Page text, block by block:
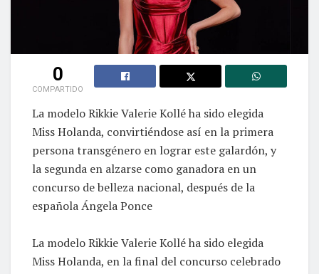
0
COMPARTIDO
La modelo Rikkie Valerie Kollé ha sido elegida
Miss Holanda, convirtiéndose así en la primera
persona transgénero en lograr este galardón, y
la segunda en alzarse como ganadora en un
concurso de belleza nacional, después de la
española Ángela Ponce
La modelo Rikkie Valerie Kollé ha sido elegida
Miss Holanda, en la final del concurso celebrado